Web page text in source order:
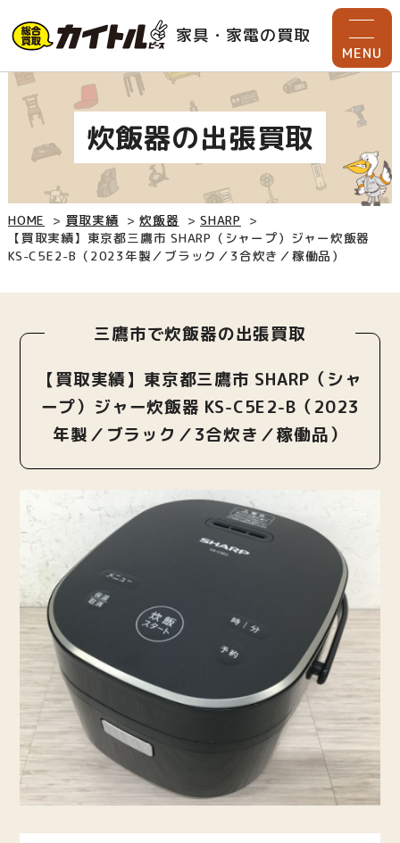
家具・家電の買取
MENU
炊飯器の出張買取
HOME 買取実績 炊飯器
SHARP
【買取実績】東京都三鷹市 SHARP（シャープ）ジャー炊飯器
KS-C5E2-B（2023年製／ブラック／3合炊き／稼働品）
三鷹市で炊飯器の出張買取
【買取実績】東京都三鷹市 SHARP（シャ
ープ）ジャー炊飯器 KS-C5E2-B（2023
年製／ブラック／3合炊き／稼働品）